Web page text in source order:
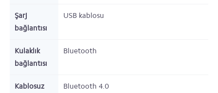
Şarj
bağlantısı
USB kablosu
Kulaklık
bağlantısı
Bluetooth
Kablosuz
Bluetooth 4.0